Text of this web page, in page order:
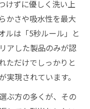
けずに優しく洗い上
かさや吸水性を最大
ルは「5秒ルール」と
アした製品のみが認
ただけでしっかりと
現されています。
ぶ方の多くが、その